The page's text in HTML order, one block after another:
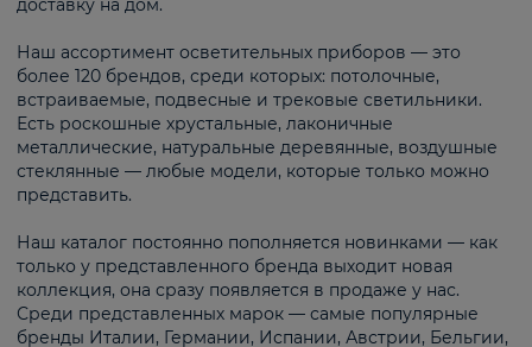
доставку на дом.
Наш ассортимент осветительных приборов — это
более 120 брендов, среди которых: потолочные,
встраиваемые, подвесные и трековые светильники.
Есть роскошные хрустальные, лаконичные
металлические, натуральные деревянные, воздушные
стеклянные — любые модели, которые только можно
представить.
Наш каталог постоянно пополняется новинками — как
только у представленного бренда выходит новая
коллекция, она сразу появляется в продаже у нас.
Среди представленных марок — самые популярные
бренды Италии, Германии, Испании, Австрии, Бельгии,